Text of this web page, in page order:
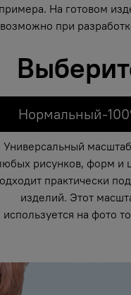
На готовом
при
Нормальный-
Универсальный
рисунков, форм и
практически
изделий. Этот
используется на фото